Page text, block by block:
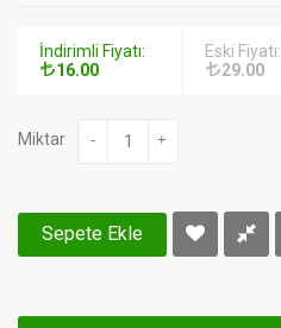
İndirimli Fiyatı:
16.00
Eski Fiyatı:
29.00
Miktar - +
Sepete Ekle